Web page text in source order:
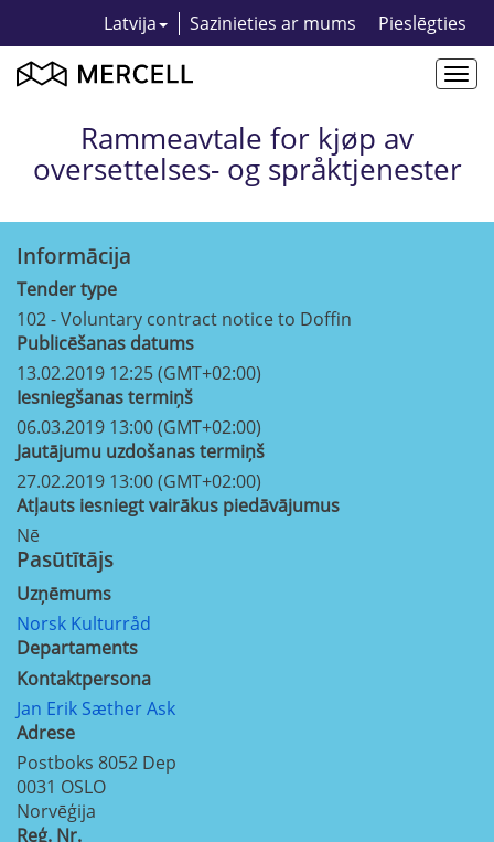
Latvija Sazinieties ar mums Pieslēgties
Rammeavtale for kjøp av
oversettelses- og språktjenester
Informācija
Tender type
102 - Voluntary contract notice to Doffin
Publicēšanas datums
13.02.2019 12:25 (GMT+02:00)
Iesniegšanas termiņš
06.03.2019 13:00 (GMT+02:00)
Jautājumu uzdošanas termiņš
27.02.2019 13:00 (GMT+02:00)
Atļauts iesniegt vairākus piedāvājumus
Nē
Pasūtītājs
Uzņēmums
Norsk Kulturråd
Departaments
Kontaktpersona
Jan Erik Sæther Ask
Adrese
Postboks 8052 Dep
0031 OSLO
Norvēģija
Reģ. Nr.